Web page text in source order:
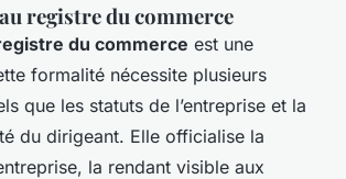
registre du commerce
du commerce est une
formalité nécessite plusieurs
que les statuts de l’entreprise et la
du dirigeant. Elle officialise la
la rendant visible aux